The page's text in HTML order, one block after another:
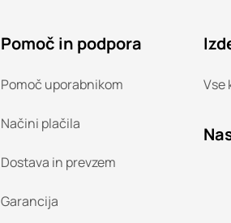
Pomoč in podpora
Pomoč uporabnikom
Načini plačila
Dostava in prevzem
Garancija
Vse